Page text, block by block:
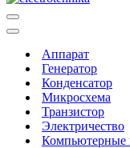
Меню
навигации
Меню
навигацииАппарат
Генератор
Конденсатор
Микросхема
Транзистор
Электричество
Компьютерные